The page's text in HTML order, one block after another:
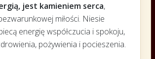
jest kamieniem serca,
miłości. Niesie
energię współczucia i spokoju,
pożywienia i pocieszenia.